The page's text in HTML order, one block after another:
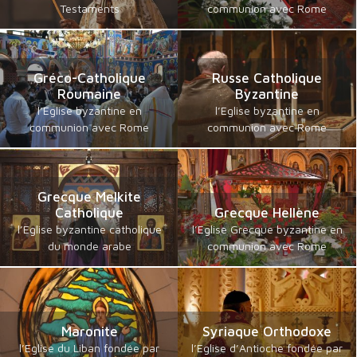
Testaments
communion avec Rome
Gréco-Catholique
Roumaine
l’Eglise byzantine en
communion avec Rome
Russe Catholique
Byzantine
l’Eglise byzantine en
communion avec Rome
Grecque Melkite
Catholique
l’Eglise byzantine catholique
du monde arabe
Grecque Hellène
l’Eglise Grecque byzantine en
communion avec Rome
Maronite
l’Eglise du Liban fondée par
Syriaque Orthodoxe
l’Eglise d’Antioche fondée par